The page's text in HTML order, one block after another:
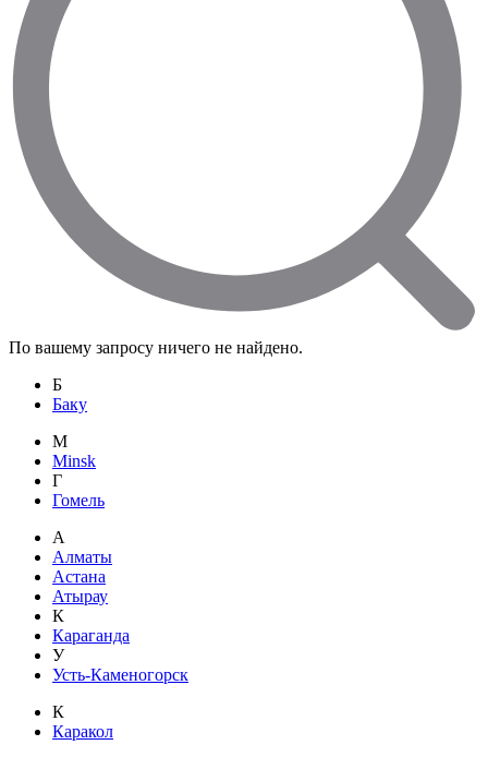
По вашему запросу ничего не найдено.
Б
Баку
M
Minsk
Г
Гомель
А
Алматы
Астана
Атырау
К
Караганда
У
Усть-Каменогорск
К
Каракол